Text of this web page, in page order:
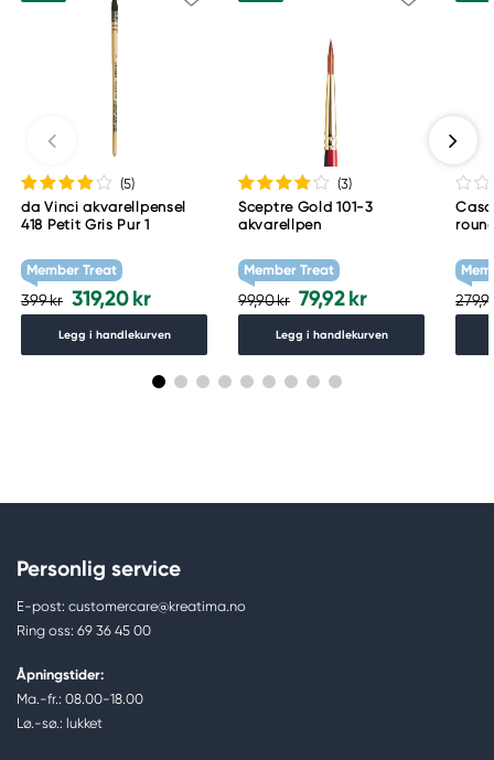
(5)
da Vinci akvarellpensel
418 Petit Gris Pur 1
Member Treat
399 kr 319,20 kr
Legg i handlekurven
(3)
Sceptre Gold 101-3
akvarellpen
Member Treat
99,90 kr 79,92 kr
Legg i handlekurven
Personlig service
E-post: customercare@kreatima.no
Ring oss: 69 36 45 00
Åpningstider:
Ma.-fr.: 08.00-18.00
Lø.-sø.: lukket